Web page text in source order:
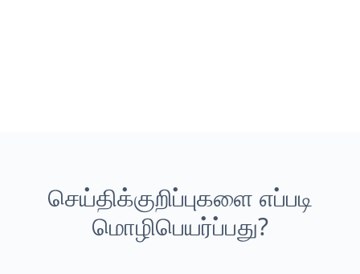
செய்திக்குறிப்புகளை எப்படி
மொழிபெயர்ப்பது?